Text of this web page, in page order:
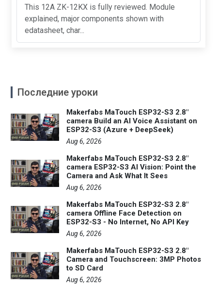
This 12A ZK-12KX is fully reviewed. Module
explained, major components shown with
edatasheet, char...
Последние уроки
Makerfabs MaTouch ESP32-S3 2.8"
camera Build an AI Voice Assistant on
ESP32-S3 (Azure + DeepSeek)
Aug 6, 2026
Makerfabs MaTouch ESP32-S3 2.8"
camera ESP32-S3 AI Vision: Point the
Camera and Ask What It Sees
Aug 6, 2026
Makerfabs MaTouch ESP32-S3 2.8"
camera Offline Face Detection on
ESP32-S3 - No Internet, No API Key
Aug 6, 2026
Makerfabs MaTouch ESP32-S3 2.8"
Camera and Touchscreen: 3MP Photos
to SD Card
Aug 6, 2026